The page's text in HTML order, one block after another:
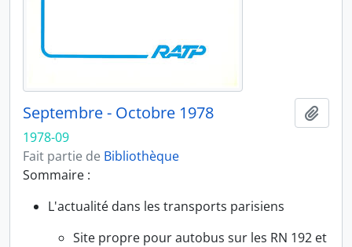
Septembre - Octobre 1978
1978-09
Fait partie de Bibliothèque
Sommaire :
L'actualité dans les transports parisiens
Site propre pour autobus sur les RN 192 et